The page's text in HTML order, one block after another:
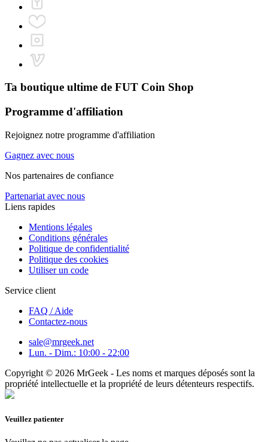
Ta boutique ultime de FUT Coin Shop
Programme d'affiliation
Rejoignez notre programme d'affiliation
Gagnez avec nous
Nos partenaires de confiance
Partenariat avec nous
Liens rapides
Mentions légales
Conditions générales
Politique de confidentialité
Politique des cookies
Utiliser un code
Service client
FAQ / Aide
Contactez-nous
sale@mrgeek.net
Lun. - Dim.: 10:00 - 22:00
Copyright © 2026 MrGeek - Les noms et marques déposés sont la
propriété intellectuelle et la propriété de leurs détenteurs respectifs.
Veuillez patienter